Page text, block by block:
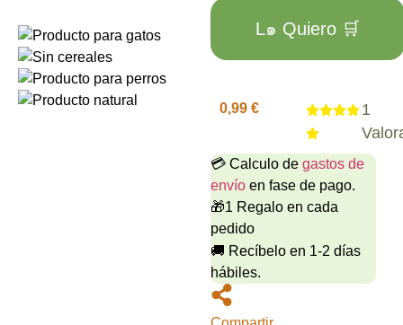
L๑ Quiero 🛒
0,99 €
1
💳 Calculo de gastos de
envíoen fase de pago.
🎁1 Regalo en cada
pedido
🚚 Recíbelo en 1-2 días
hábiles.